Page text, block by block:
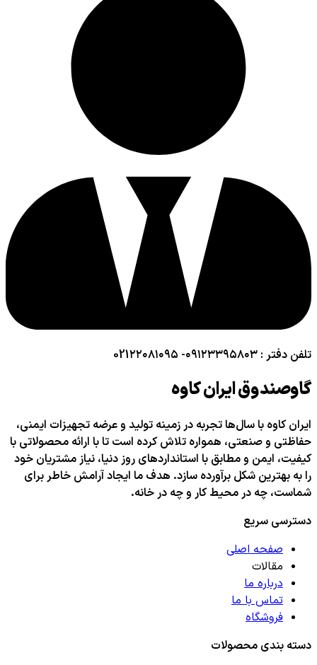
تلفن دفتر : ۰۹۱۲۳۳۹۵۸۰۳- 021۲۲۰۸۱۰۹۵
گاوصندوق ایران کاوه
ایران کاوه با سال‌ها تجربه در زمینه تولید و عرضه تجهیزات ایمنی،
حفاظتی و صنعتی، همواره تلاش کرده است تا با ارائه محصولاتی با
کیفیت، ایمن و مطابق با استانداردهای روز دنیا، نیاز مشتریان خود
را به بهترین شکل برآورده سازد. هدف ما ایجاد آرامش خاطر برای
شماست، چه در محیط کار و چه در خانه.
دسترسی سریع
صفحه اصلی
مقالات
درباره ما
تماس با ما
فروشگاه
دسته بندی محصولات